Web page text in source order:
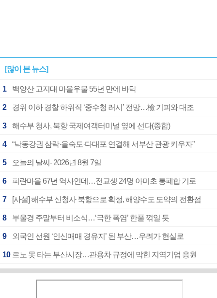
[많이 본 뉴스]
1 백양산 고지대 마을우물 55년 만에 바닥
2 경위 이하 경찰 하위직 ‘중수청 러시’ 전망…檢 기피와 대조
3 해수부 청사, 북항 국제여객터미널 옆에 선다(종합)
4 “낙동강권 삼락·을숙도·다대포 연결해 서부산 관광 키우자”
5 오늘의 날씨- 2026년 8월 7일
6 피란마을 67년 역사인데…전교생 24명 아미초 통폐합 기로
7 [사설] 해수부 신청사 북항으로 확정, 해양수도 도약의 전환점
8 부울경 주말부터 비소식…‘극한 폭염’ 한풀 꺾일 듯
9 외국인 선원 ‘인신매매 경유지’ 된 부산…우려가 현실로
10 르노 못 타는 부산시장…관용차 규정에 막힌 지역기업 응원